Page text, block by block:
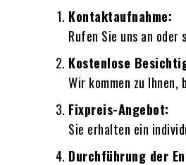
Kontaktaufnahme:
Rufen Sie uns an oder
Kostenlose
Wir kommen zu
Fixpreis-Angebot:
Sie erhalten ein
Durchführung der